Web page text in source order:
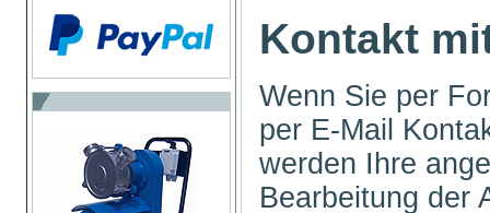
Kontakt
Wenn Sie per
per E-Mail
werden Ihre
Bearbeitung der